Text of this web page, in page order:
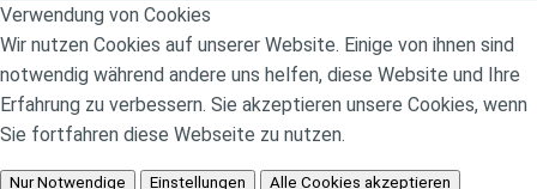
Verwendung von Cookies
Wir nutzen Cookies auf unserer Website. Einige von ihnen sind
notwendig während andere uns helfen, diese Website und Ihre
Erfahrung zu verbessern. Sie akzeptieren unsere Cookies, wenn
Sie fortfahren diese Webseite zu nutzen.
Nur Notwendige Einstellungen Alle Cookies akzeptieren